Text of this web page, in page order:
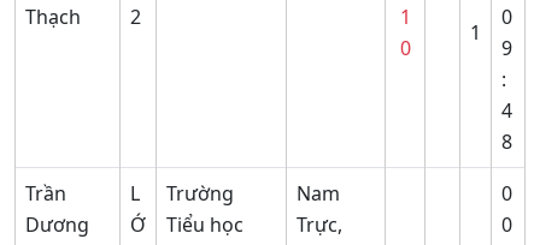
Thạch
2
1
0
1
0
9
:
4
8
Trần
Dương
L
Ớ
Trường
Tiểu học
Nam
Trực,
0
0